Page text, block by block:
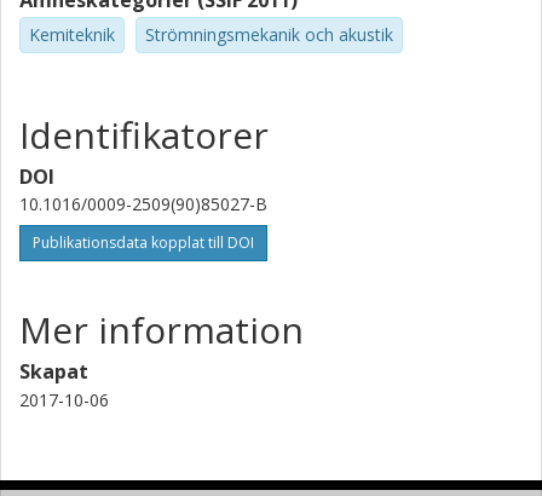
Kemiteknik Strömningsmekanik och akustik
Identifikatorer
DOI
10.1016/0009-2509(90)85027-B
Publikationsdata kopplat till DOI
Mer information
Skapat
2017-10-06